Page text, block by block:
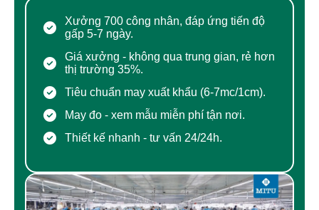
Xưởng 700 công nhân, đáp ứng tiến độ
gấp 5-7 ngày.
Giá xưởng - không qua trung gian, rẻ hơn
thị trường 35%.
Tiêu chuẩn may xuất khẩu (6-7mc/1cm).
May đo - xem mẫu miễn phí tận nơi.
Thiết kế nhanh - tư vấn 24/24h.